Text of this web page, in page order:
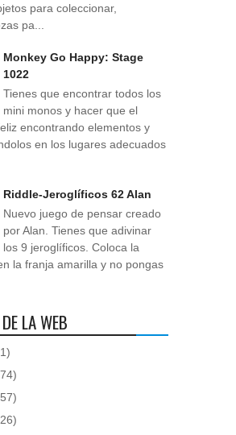
para coleccionar,
pa...
Monkey Go Happy: Stage
1022
Tienes que encontrar todos los
mini monos y hacer que el
encontrando elementos y
en los lugares adecuados
Riddle-Jeroglíficos 62 Alan
Nuevo juego de pensar creado
por Alan. Tienes que adivinar
los 9 jeroglíficos. Coloca la
la franja amarilla y no pongas
LA WEB